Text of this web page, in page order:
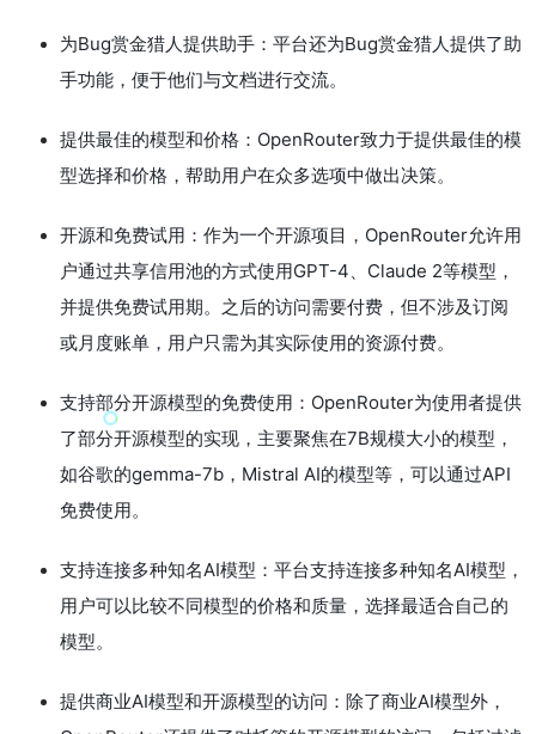
为Bug赏金猎人提供助手：平台还为Bug赏金猎人提供了助
手功能，便于他们与文档进行交流。
提供最佳的模型和价格：OpenRouter致力于提供最佳的模
型选择和价格，帮助用户在众多选项中做出决策。
开源和免费试用：作为一个开源项目，OpenRouter允许用
户通过共享信用池的方式使用GPT-4、Claude 2等模型，
并提供免费试用期。之后的访问需要付费，但不涉及订阅
或月度账单，用户只需为其实际使用的资源付费。
支持部分开源模型的免费使用：OpenRouter为使用者提供
了部分开源模型的实现，主要聚焦在7B规模大小的模型，
如谷歌的gemma-7b，Mistral AI的模型等，可以通过API
免费使用。
支持连接多种知名AI模型：平台支持连接多种知名AI模型，
用户可以比较不同模型的价格和质量，选择最适合自己的
模型。
提供商业AI模型和开源模型的访问：除了商业AI模型外，